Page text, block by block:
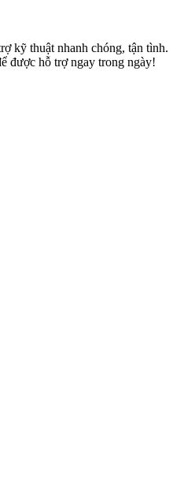
kỹ thuật nhanh chóng, tận tình.
được hỗ trợ ngay trong ngày!